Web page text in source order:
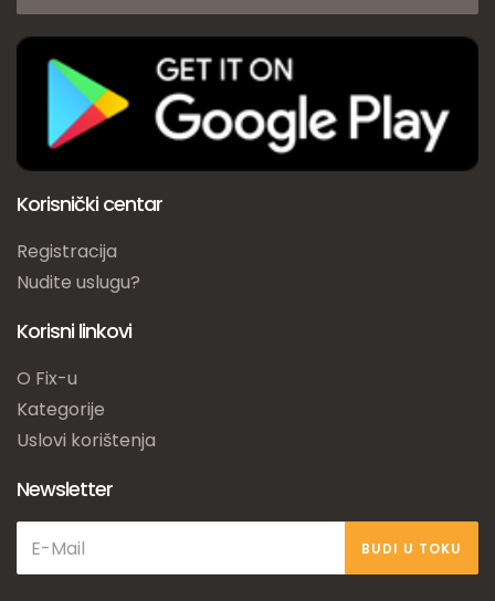
Korisnički centar
Registracija
Nudite uslugu?
Korisni linkovi
O Fix-u
Kategorije
Uslovi korištenja
Newsletter
BUDI U TOKU